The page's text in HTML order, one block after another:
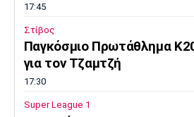
17:45
Στίβος
Παγκόσμιο Πρωτάθλημα
για τον Τζαμτζή
17:30
Super League 1